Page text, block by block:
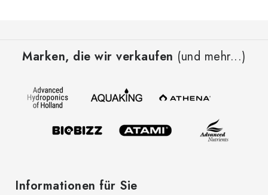
Marken, die wir verkaufen (und mehr...)
Informationen für Sie